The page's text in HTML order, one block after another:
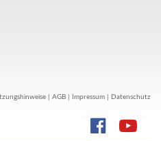
AGB Impressum Datenschutz